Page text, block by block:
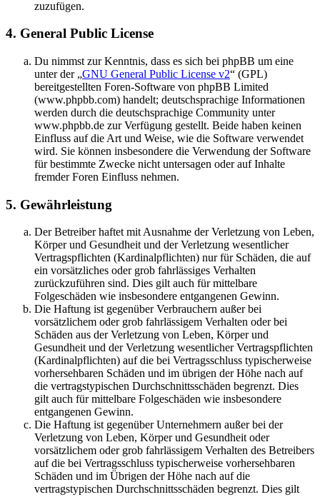
zuzufügen.
4. General Public License
Du nimmst zur Kenntnis, dass es sich bei phpBB um eine
unter der „GNU General Public License v2“ (GPL)
bereitgestellten Foren-Software von phpBB Limited
(www.phpbb.com) handelt; deutschsprachige Informationen
werden durch die deutschsprachige Community unter
www.phpbb.de zur Verfügung gestellt. Beide haben keinen
Einfluss auf die Art und Weise, wie die Software verwendet
wird. Sie können insbesondere die Verwendung der Software
für bestimmte Zwecke nicht untersagen oder auf Inhalte
fremder Foren Einfluss nehmen.
5. Gewährleistung
Der Betreiber haftet mit Ausnahme der Verletzung von Leben,
Körper und Gesundheit und der Verletzung wesentlicher
Vertragspflichten (Kardinalpflichten) nur für Schäden, die auf
ein vorsätzliches oder grob fahrlässiges Verhalten
zurückzuführen sind. Dies gilt auch für mittelbare
Folgeschäden wie insbesondere entgangenen Gewinn.
Die Haftung ist gegenüber Verbrauchern außer bei
vorsätzlichem oder grob fahrlässigem Verhalten oder bei
Schäden aus der Verletzung von Leben, Körper und
Gesundheit und der Verletzung wesentlicher Vertragspflichten
(Kardinalpflichten) auf die bei Vertragsschluss typischerweise
vorhersehbaren Schäden und im übrigen der Höhe nach auf
die vertragstypischen Durchschnittsschäden begrenzt. Dies
gilt auch für mittelbare Folgeschäden wie insbesondere
entgangenen Gewinn.
Die Haftung ist gegenüber Unternehmern außer bei der
Verletzung von Leben, Körper und Gesundheit oder
vorsätzlichem oder grob fahrlässigem Verhalten des Betreibers
auf die bei Vertragsschluss typischerweise vorhersehbaren
Schäden und im Übrigen der Höhe nach auf die
vertragstypischen Durchschnittsschäden begrenzt. Dies gilt